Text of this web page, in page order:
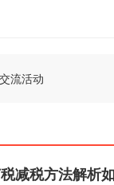
流活动
减税方法解析